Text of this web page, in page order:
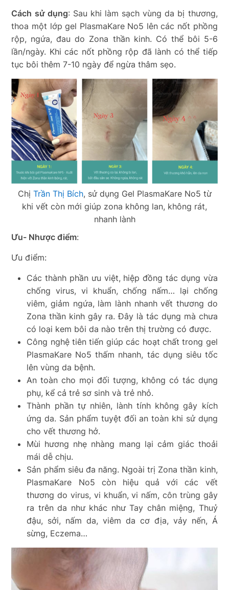
Cách sử dụng: Sau khi làm sạch vùng da bị thương,
thoa một lớp gel PlasmaKare No5 lên các nốt phồng
rộp, ngứa, đau do Zona thần kinh. Có thể bôi 5-6
lần/ngày. Khi các nốt phồng rộp đã lành có thể tiếp
tục bôi thêm 7-10 ngày để ngừa thâm sẹo.
Chị Trần Thị Bích, sử dụng Gel PlasmaKare No5 từ
khi vết còn mới giúp zona không lan, không rát,
nhanh lành
Ưu- Nhược điểm:
Ưu điểm:
Các thành phần ưu việt, hiệp đồng tác dụng vừa
chống virus, vi khuẩn, chống nấm… lại chống
viêm, giảm ngứa, làm lành nhanh vết thương do
Zona thần kinh gây ra. Đây là tác dụng mà chưa
có loại kem bôi da nào trên thị trường có được.
Công nghệ tiên tiến giúp các hoạt chất trong gel
PlasmaKare No5 thấm nhanh, tác dụng siêu tốc
lên vùng da bệnh.
An toàn cho mọi đối tượng, không có tác dụng
phụ, kể cả trẻ sơ sinh và trẻ nhỏ.
Thành phần tự nhiên, lành tính không gây kích
ứng da. Sản phẩm tuyệt đối an toàn khi sử dụng
cho vết thương hở.
Mùi hương nhẹ nhàng mang lại cảm giác thoải
mái dễ chịu.
Sản phẩm siêu đa năng. Ngoài trị Zona thần kinh,
PlasmaKare No5 còn hiệu quả với các vết
thương do virus, vi khuẩn, vi nấm, côn trùng gây
ra trên da như khác như Tay chân miệng, Thuỷ
đậu, sởi, nấm da, viêm da cơ địa, vảy nến, Á
sừng, Eczema…